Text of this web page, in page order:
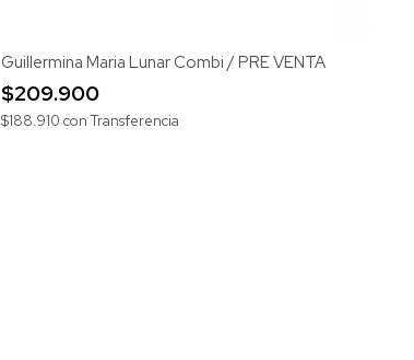
Guillermina Maria Lunar Combi / PRE VENTA
$209.900
$188.910 con Transferencia